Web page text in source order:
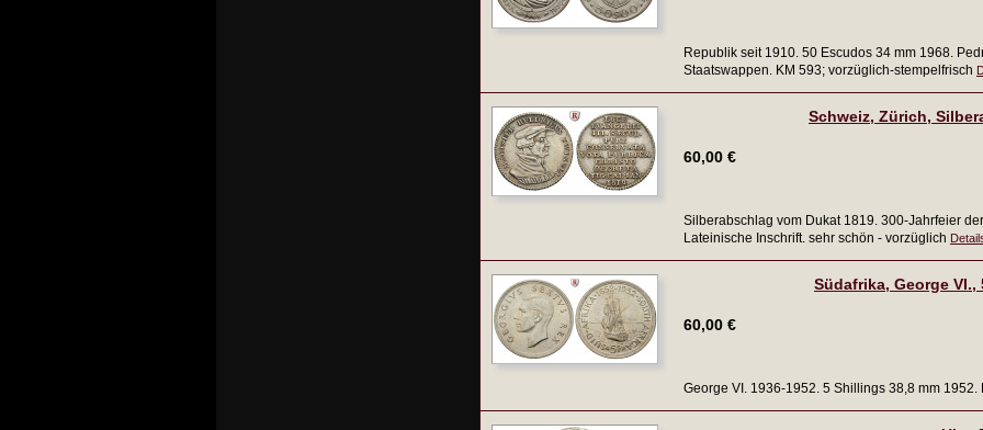
Republik seit 1910. 50 Escudos 34 mm 1968.
Staatswappen. KM 593; vorzüglich-stempelfrisch
Schweiz, Zürich,
60,00 €
Silberabschlag vom Dukat 1819. 300-Jahrfeier
Lateinische Inschrift. sehr schön - vorzüglich
Südafrika, George
60,00 €
George VI. 1936-1952. 5 Shillings 38,8 mm